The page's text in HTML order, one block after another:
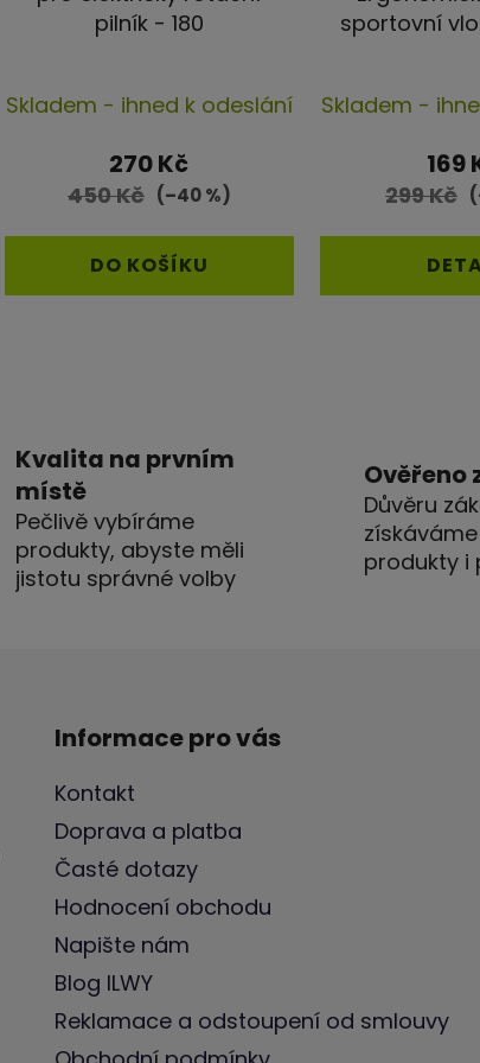
pilník - 180
Skladem - ihned k odeslání
270 Kč
450 Kč (–40 %)
DO KOŠÍKU
sportovní
z
5
Skladem -
169
299 Kč
d
a
c
í
p
Kvalita na prvním
místě
Pečlivě vybíráme
produkty, abyste měli
jistotu správné volby
Ověřeno
Důvěru
produkty i
Informace pro vás
Kontakt
Doprava a platba
Časté dotazy
Hodnocení obchodu
Napište nám
Blog ILWY
Reklamace a odstoupení od smlouvy